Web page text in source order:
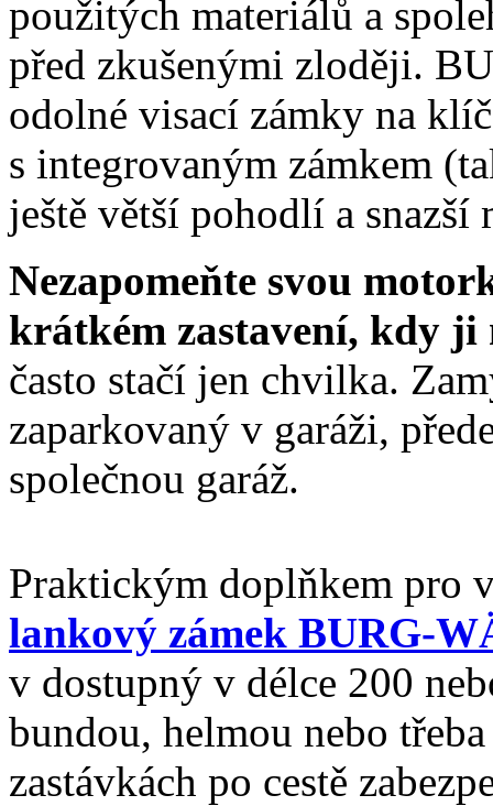
použitých materiálů a
před zkušenými zloději.
odolné visací zámky na
s integrovaným zámkem
ještě větší pohodlí a snazší
Nezapomeňte svou
krátkém zastavení, kdy ji
často stačí jen chvilka.
zaparkovaný v garáži,
společnou garáž.
Praktickým doplňkem pro
lankový zámek BURG-
v dostupný v délce 200
bundou, helmou nebo
zastávkách po cestě